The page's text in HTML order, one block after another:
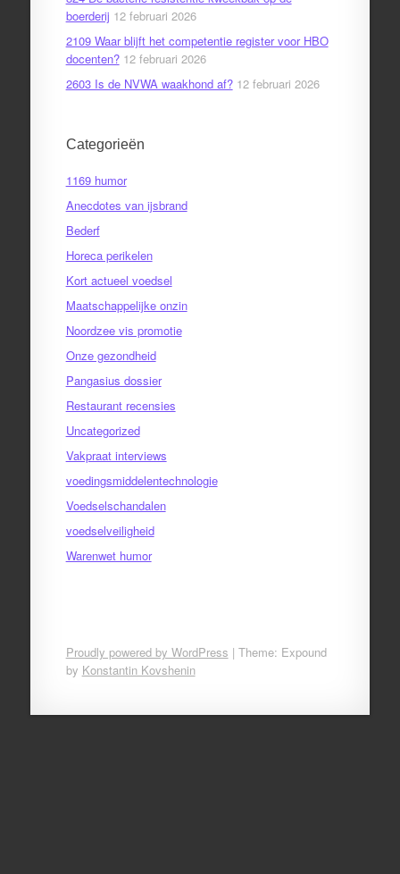
boerderij 12 februari 2026
2109 Waar blijft het competentie register voor HBO
docenten? 12 februari 2026
2603 Is de NVWA waakhond af? 12 februari 2026
Categorieën
1169 humor
Anecdotes van ijsbrand
Bederf
Horeca perikelen
Kort actueel voedsel
Maatschappelijke onzin
Noordzee vis promotie
Onze gezondheid
Pangasius dossier
Restaurant recensies
Uncategorized
Vakpraat interviews
voedingsmiddelentechnologie
Voedselschandalen
voedselveiligheid
Warenwet humor
Proudly powered by WordPress | Theme: Expound
by Konstantin Kovshenin